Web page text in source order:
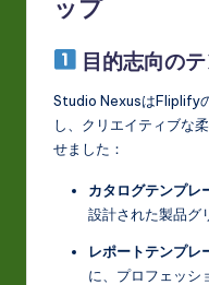
ップ
目的志向の
Studio NexusはFliplify
し、クリエイティブな
せました：
カタログテンプレ
設計された製品グ
レポートテンプレ
に、プロフェッシ